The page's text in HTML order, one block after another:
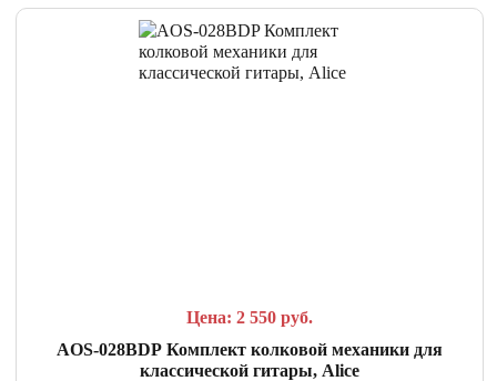
Цена: 2 550 руб.
AOS-028BDP Комплект колковой механики для
классической гитары, Alice